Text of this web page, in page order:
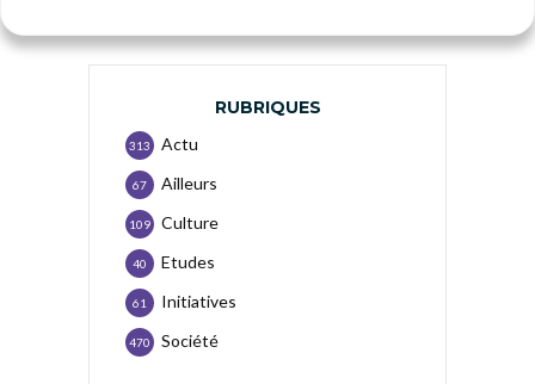
RUBRIQUES
Actu
313
Ailleurs
67
Culture
109
Etudes
40
Initiatives
61
Société
470